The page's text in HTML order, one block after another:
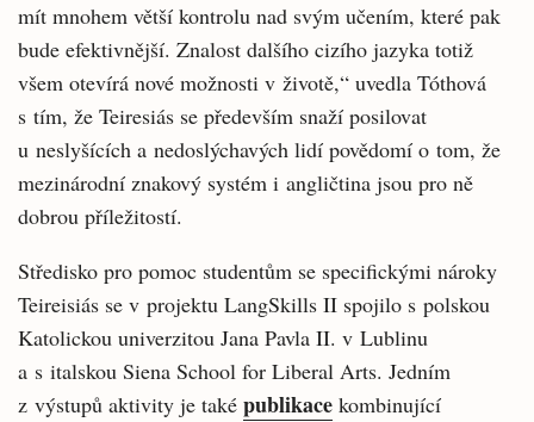
mít mnohem větší kontrolu nad svým učením, které pak
bude efektivnější. Znalost dalšího cizího jazyka totiž
všem otevírá nové možnosti v životě,“ uvedla Tóthová
s tím, že Teiresiás se především snaží posilovat
u neslyšících a nedoslýchavých lidí povědomí o tom, že
mezinárodní znakový systém i angličtina jsou pro ně
dobrou příležitostí.
Středisko pro pomoc studentům se specifickými nároky
Teireisiás se v projektu LangSkills II spojilo s polskou
Katolickou univerzitou Jana Pavla II. v Lublinu
a s italskou Siena School for Liberal Arts. Jedním
z výstupů aktivity je také publikace kombinující